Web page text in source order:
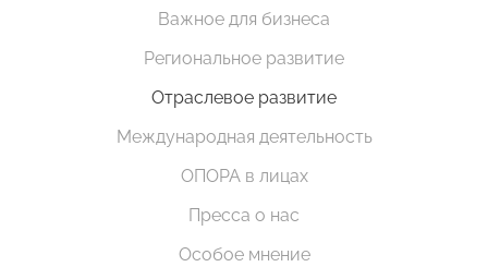
Важное для бизнеса
Региональное развитие
Отраслевое развитие
Международная деятельность
ОПОРА в лицах
Пресса о нас
Особое мнение